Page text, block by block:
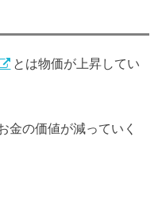
とは物価が上昇してい
金の価値が減っていく